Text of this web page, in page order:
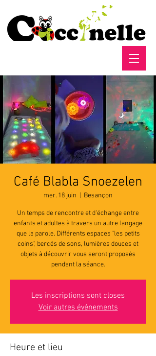
Café Blabla Snoezelen
mer. 18 juin Besançon
Un temps de rencontre et d'échange entre
enfants et adultes à travers un autre langage
que la parole. Différents espaces "les petits
coins", bercés de sons, lumières douces et
objets à découvrir vous seront proposés
pendant la séance.
Les inscriptions sont closes
Voir autres événements
Heure et lieu